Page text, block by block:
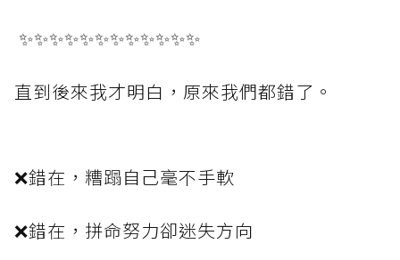
✨✨✨✨✨✨✨✨✨✨✨✨
直到後來我才明白，原來我們都錯了。
❌錯在，糟蹋自己毫不手軟
❌錯在，拼命努力卻迷失方向